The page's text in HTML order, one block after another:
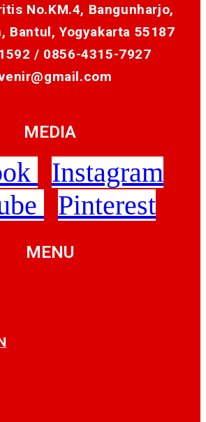
No.KM.4, Bangunharjo,
Bantul, Yogyakarta 55187
/ 0856-4315-7927
MEDIA
Instagram
Pinterest
MENU